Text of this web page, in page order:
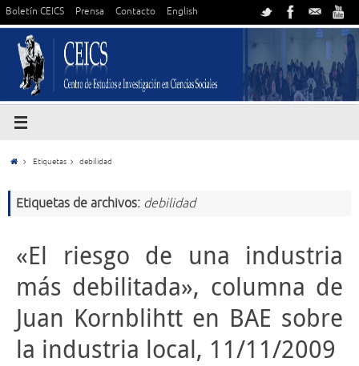
Boletín CEICS Prensa Contacto English
Etiquetas debilidad
Etiquetas de archivos: debilidad
«El riesgo de una industria
más debilitada», columna de
Juan Kornblihtt en BAE sobre
la industria local, 11/11/2009